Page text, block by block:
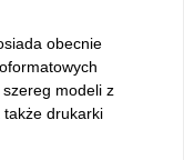
obecnie
modeli z
także drukarki